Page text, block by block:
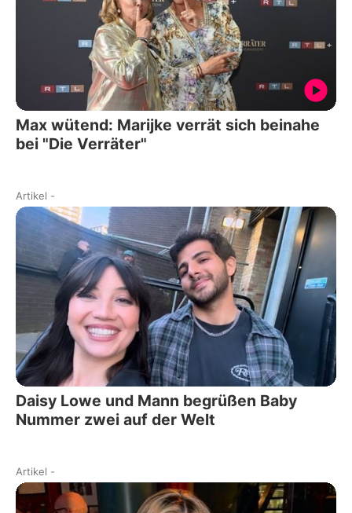
Max wütend: Marijke verrät sich beinahe
bei "Die Verräter"
Artikel -
Daisy Lowe und Mann begrüßen Baby
Nummer zwei auf der Welt
Artikel -